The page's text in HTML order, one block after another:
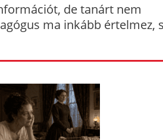
de tanárt nem
ma inkább értelmez,